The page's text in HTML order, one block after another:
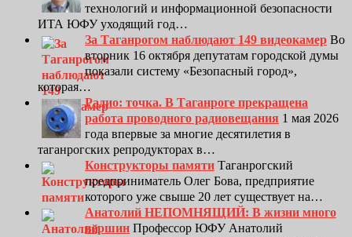
технологий и информационной безопасности
ИТА ЮФУ уходящий год…
За Таганрогом наблюдают 149 видеокамер Во
вторник 16 октября депутатам городской думы
показали систему «Безопасный город»,
которая…
Радио: точка. В Таганроге прекращена
работа проводного радиовещания 1 мая 2026
года впервые за многие десятилетия в
таганрогских репродукторах в…
Конструкторы памяти Таганрогский
предприниматель Олег Бова, предприятие
которого уже свыше 20 лет существует на…
Анатолий НЕПОМНЯЩИЙ: В жизни много
вершин Профессор ЮФУ Анатолий